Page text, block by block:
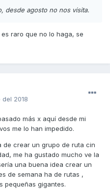
desde agosto no nos visita.
raro que no lo haga, se
2018
más x aquí desde mi
me lo han impedido.
de crear un grupo de ruta cin
me ha gustado mucho ve la
una buena idea crear un
de semana ha de rutas ,
pequeñas gigantes.